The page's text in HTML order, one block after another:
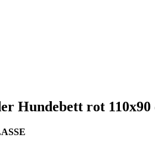
Hundebett rot 110x90